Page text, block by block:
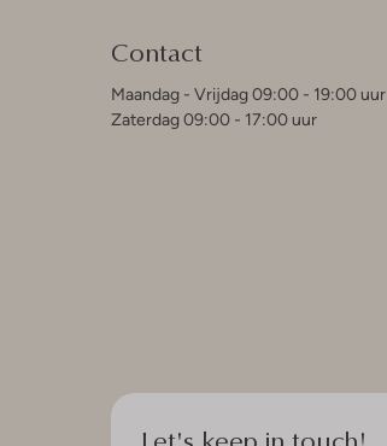
Contact
Maandag - Vrijdag 09:00 - 19:00 uur
Zaterdag 09:00 - 17:00 uur